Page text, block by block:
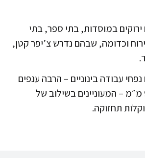
במוסדות, בתי ספר, בתי
וכדומה, שבהם נדרש צ’יפר קטן,
עבודה בינוניים – הרבה ענפים
בקוטר עד כ־90 מ״מ – המעוניינים בשילוב של
תחזוקה.​​